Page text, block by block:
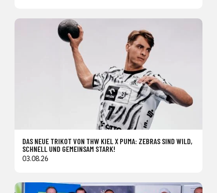
DAS NEUE TRIKOT VON THW KIEL X PUMA: ZEBRAS SIND WILD,
SCHNELL UND GEMEINSAM STARK!
03.08.26